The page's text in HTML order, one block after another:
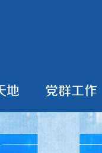
地 党群工作